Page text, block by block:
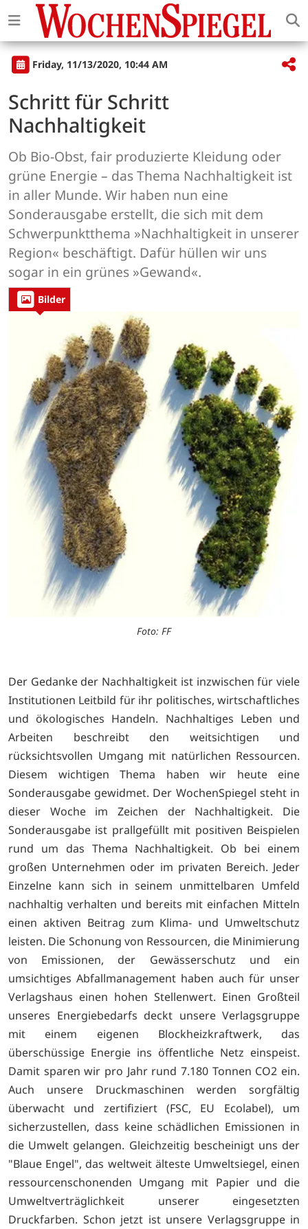
Friday, 11/13/2020, 10:44 AM
Schritt für Schritt
Nachhaltigkeit
Ob Bio-Obst, fair produzierte Kleidung oder
grüne Energie – das Thema Nachhaltigkeit ist
in aller Munde. Wir haben nun eine
Sonderausgabe erstellt, die sich mit dem
Schwerpunktthema »Nachhaltigkeit in unserer
Region« beschäftigt. Dafür hüllen wir uns
sogar in ein grünes »Gewand«.
Bilder
Foto: FF
Der Gedanke der Nachhaltigkeit ist inzwischen für viele
Institutionen Leitbild für ihr politisches, wirtschaftliches
und ökologisches Handeln. Nachhaltiges Leben und
Arbeiten beschreibt den weitsichtigen und
rücksichtsvollen Umgang mit natürlichen Ressourcen.
Diesem wichtigen Thema haben wir heute eine
Sonderausgabe gewidmet. Der WochenSpiegel steht in
dieser Woche im Zeichen der Nachhaltigkeit. Die
Sonderausgabe ist prallgefüllt mit positiven Beispielen
rund um das Thema Nachhaltigkeit. Ob bei einem
großen Unternehmen oder im privaten Bereich. Jeder
Einzelne kann sich in seinem unmittelbaren Umfeld
nachhaltig verhalten und bereits mit einfachen Mitteln
einen aktiven Beitrag zum Klima- und Umweltschutz
leisten. Die Schonung von Ressourcen, die Minimierung
von Emissionen, der Gewässerschutz und ein
umsichtiges Abfallmanagement haben auch für unser
Verlagshaus einen hohen Stellenwert. Einen Großteil
unseres Energiebedarfs deckt unsere Verlagsgruppe
mit einem eigenen Blockheizkraftwerk, das
überschüssige Energie ins öffentliche Netz einspeist.
Damit sparen wir pro Jahr rund 7.180 Tonnen CO2 ein.
Auch unsere Druckmaschinen werden sorgfältig
überwacht und zertifiziert (FSC, EU Ecolabel), um
sicherzustellen, dass keine schädlichen Emissionen in
die Umwelt gelangen. Gleichzeitig bescheinigt uns der
"Blaue Engel", das weltweit älteste Umweltsiegel, einen
ressourcenschonenden Umgang mit Papier und die
Umweltverträglichkeit unserer eingesetzten
Druckfarben. Schon jetzt ist unsere Verlagsgruppe in